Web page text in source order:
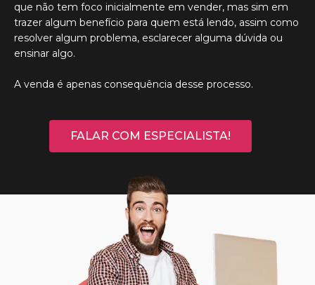
que não tem foco inicialmente em vender, mas sim em
trazer algum benefício para quem está lendo, assim como
resolver algum problema, esclarecer alguma dúvida ou
ensinar algo.
A venda é apenas consequência desse processo.
FALAR COM ESPECIALISTA!